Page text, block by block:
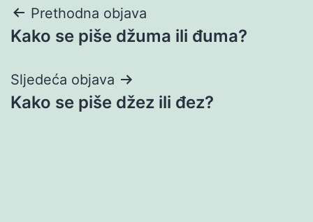
Navigacija
objava
Prethodna objava
Kako se piše džuma ili đuma?
Sljedeća objava
Kako se piše džez ili đez?